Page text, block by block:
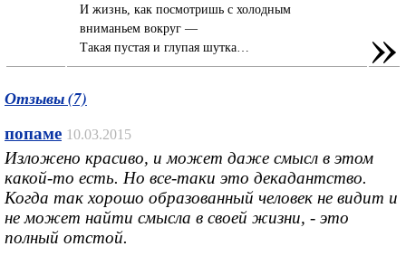
И жизнь, как посмотришь с холодным
вниманьем вокруг —
Такая пустая и глупая шутка…
»
Отзывы (7)
попаме 10.03.2015
Изложено красиво, и может даже смысл в этом
какой-то есть. Но все-таки это декадантство.
Когда так хорошо образованный человек не видит и
не может найти смысла в своей жизни, - это
полный отстой.